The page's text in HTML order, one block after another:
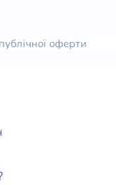
оферти